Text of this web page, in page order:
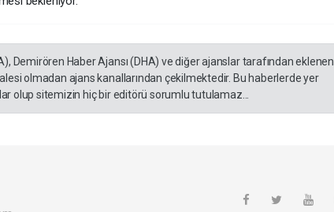
Demirören Haber Ajansı (DHA) ve diğer ajanslar tarafından eklenen
olmadan ajans kanallarından çekilmektedir. Bu haberlerde yer
olup sitemizin hiç bir editörü sorumlu tutulamaz...